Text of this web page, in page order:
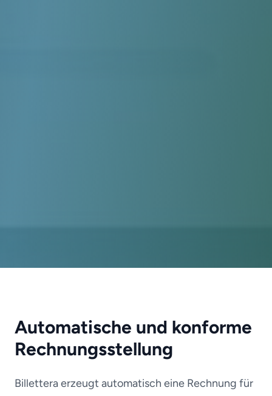
Automatische und konforme
Rechnungsstellung
Billettera erzeugt automatisch eine Rechnung für